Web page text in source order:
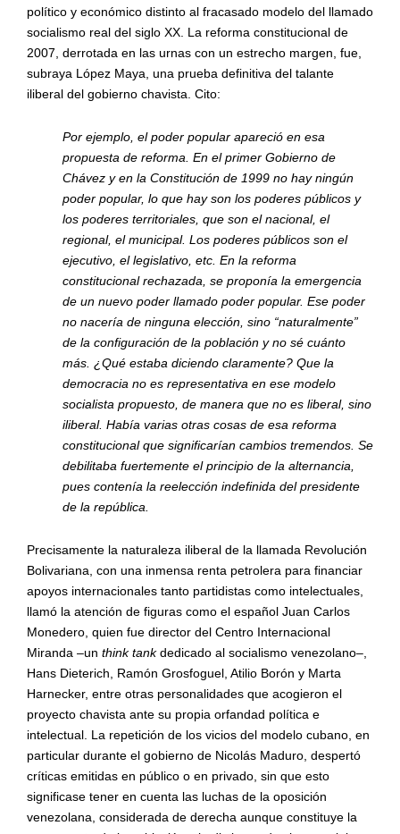
político y económico distinto al fracasado modelo del llamado
socialismo real del siglo XX. La reforma constitucional de
2007, derrotada en las urnas con un estrecho margen, fue,
subraya López Maya, una prueba definitiva del talante
iliberal del gobierno chavista. Cito:
Por ejemplo, el poder popular apareció en esa
propuesta de reforma. En el primer Gobierno de
Chávez y en la Constitución de 1999 no hay ningún
poder popular, lo que hay son los poderes públicos y
los poderes territoriales, que son el nacional, el
regional, el municipal. Los poderes públicos son el
ejecutivo, el legislativo, etc. En la reforma
constitucional rechazada, se proponía la emergencia
de un nuevo poder llamado poder popular. Ese poder
no nacería de ninguna elección, sino “naturalmente”
de la configuración de la población y no sé cuánto
más. ¿Qué estaba diciendo claramente? Que la
democracia no es representativa en ese modelo
socialista propuesto, de manera que no es liberal, sino
iliberal. Había varias otras cosas de esa reforma
constitucional que significarían cambios tremendos. Se
debilitaba fuertemente el principio de la alternancia,
pues contenía la reelección indefinida del presidente
de la república.
Precisamente la naturaleza iliberal de la llamada Revolución
Bolivariana, con una inmensa renta petrolera para financiar
apoyos internacionales tanto partidistas como intelectuales,
llamó la atención de figuras como el español Juan Carlos
Monedero, quien fue director del Centro Internacional
Miranda –un think tankdedicado al socialismo venezolano–,
Hans Dieterich, Ramón Grosfoguel, Atilio Borón y Marta
Harnecker, entre otras personalidades que acogieron el
proyecto chavista ante su propia orfandad política e
intelectual. La repetición de los vicios del modelo cubano, en
particular durante el gobierno de Nicolás Maduro, despertó
críticas emitidas en público o en privado, sin que esto
significase tener en cuenta las luchas de la oposición
venezolana, considerada de derecha aunque constituye la